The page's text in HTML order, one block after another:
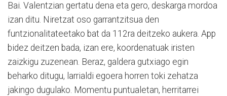
Bai. Valentzian gertatu dena eta gero, deskarga mordoa
izan ditu. Niretzat oso garrantzitsua den
funtzionalitateetako bat da 112ra deitzeko aukera. App
bidez deitzen bada, izan ere, koordenatuak iristen
zaizkigu zuzenean. Beraz, galdera gutxiago egin
beharko ditugu, larrialdi egoera horren toki zehatza
jakingo dugulako. Momentu puntualetan, herritarrei